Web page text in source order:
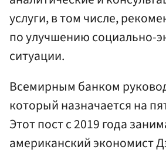
услуги, в том числе,
по улучшению социально-
ситуации.
Всемирным банком
который назначается на
Этот пост с 2019 года
американский экономист